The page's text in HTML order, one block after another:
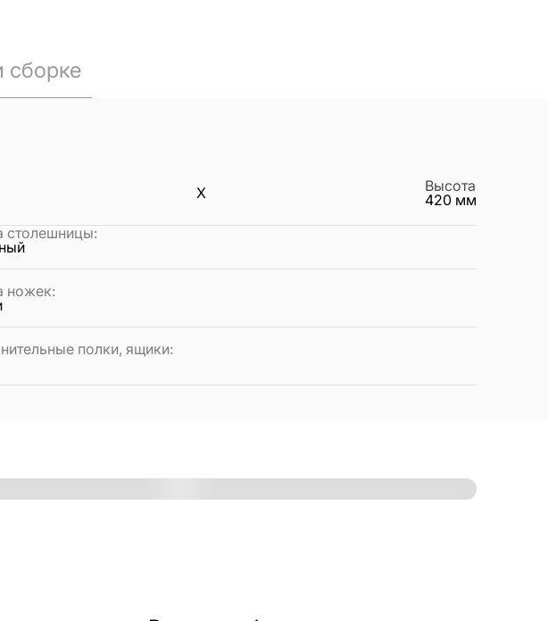
сборке
X
Высота
420 мм
столешницы:
ножек:
полки, ящики: